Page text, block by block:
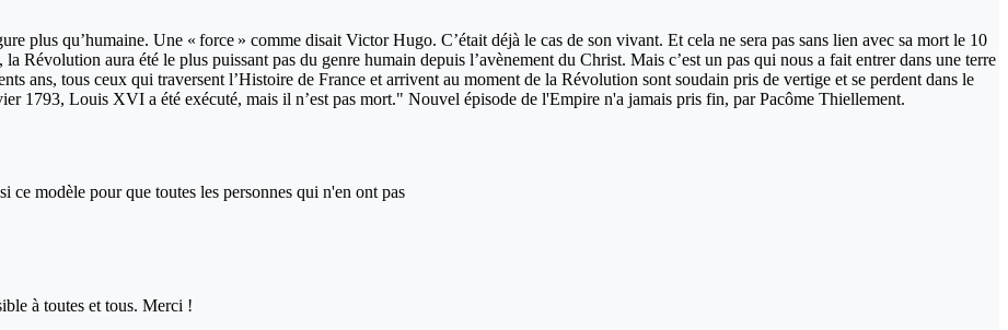
plus qu’humaine. Une « force » comme disait Victor Hugo. C’était déjà le cas de son vivant. Et cela ne sera pas sans lien avec sa mort le 10
aura été le plus puissant pas du genre humain depuis l’avènement du Christ. Mais c’est un pas qui nous a fait entrer dans une terre
ans, tous ceux qui traversent l’Histoire de France et arrivent au moment de la Révolution sont soudain pris de vertige et se perdent dans le
1793, Louis XVI a été exécuté, mais il n’est pas mort." Nouvel épisode de l'Empire n'a jamais pris fin, par Pacôme Thiellement.
ce modèle pour que toutes les personnes qui n'en ont pas
à toutes et tous. Merci !